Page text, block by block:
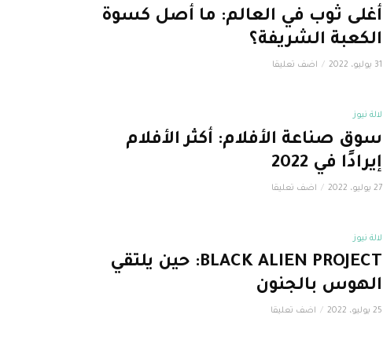
أغلى ثوب في العالم: ما أصل كسوة
الكعبة الشريفة؟
31 يوليو، 2022 اضف تعليقا
لالة نيوز
سوق صناعة الأفلام: أكثر الأفلام
إيرادًا في 2022
27 يوليو، 2022 اضف تعليقا
لالة نيوز
BLACK ALIEN PROJECT: حين يلتقي
الهوس بالجنون
25 يوليو، 2022 اضف تعليقا